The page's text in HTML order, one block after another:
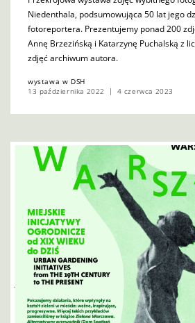
Niedenthala, podsumowująca 50 lat jego
fotoreportera. Prezentujemy ponad 200
Annę Brzezińską i Katarzynę Puchalską z
zdjęć archiwum autora.
wystawa w DSH
13 października 2022
4 czerwca 2023